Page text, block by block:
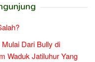
Dari Bully di
Waduk Jatiluhur Yang